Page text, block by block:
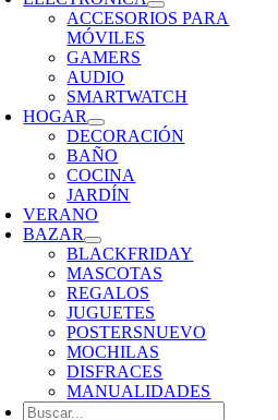
ACCESORIOS PARA
MÓVILES
GAMERS
AUDIO
SMARTWATCH
HOGAR
DECORACIÓN
BAÑO
COCINA
JARDÍN
VERANO
BAZAR
BLACKFRIDAY
MASCOTAS
REGALOS
JUGUETES
POSTERSNUEVO
MOCHILAS
DISFRACES
MANUALIDADES
Buscar: